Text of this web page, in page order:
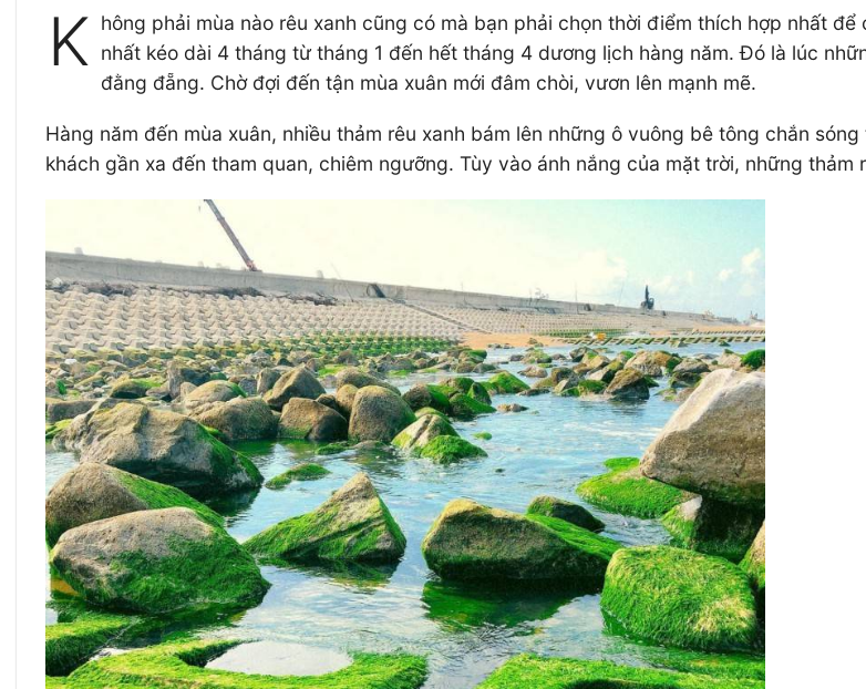
K hông phải mùa nào rêu xanh cũng có mà bạn phải chọn thời điểm thích hợp nhất
nhất kéo dài 4 tháng từ tháng 1 đến hết tháng 4 dương lịch hàng năm. Đó là lúc
đằng đẵng. Chờ đợi đến tận mùa xuân mới đâm chòi, vươn lên mạnh mẽ.
Hàng năm đến mùa xuân, nhiều thảm rêu xanh bám lên những ô vuông bê tông chắn
khách gần xa đến tham quan, chiêm ngưỡng. Tùy vào ánh nắng của mặt trời, những